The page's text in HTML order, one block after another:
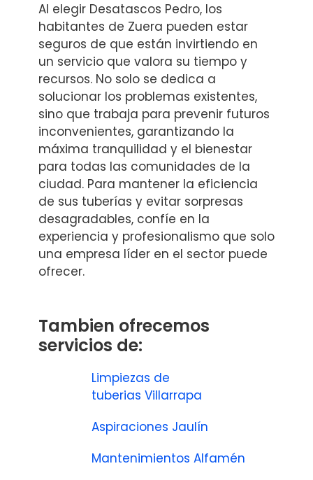
Al elegir Desatascos Pedro, los
habitantes de Zuera pueden estar
seguros de que están invirtiendo en
un servicio que valora su tiempo y
recursos. No solo se dedica a
solucionar los problemas existentes,
sino que trabaja para prevenir futuros
inconvenientes, garantizando la
máxima tranquilidad y el bienestar
para todas las comunidades de la
ciudad. Para mantener la eficiencia
de sus tuberías y evitar sorpresas
desagradables, confíe en la
experiencia y profesionalismo que solo
una empresa líder en el sector puede
ofrecer.
Tambien ofrecemos
servicios de:
Limpiezas de
tuberias Villarrapa
Aspiraciones Jaulín
Mantenimientos Alfamén